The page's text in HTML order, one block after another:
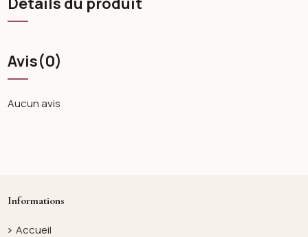
Avis(0)
Aucun avis
Informations
Accueil